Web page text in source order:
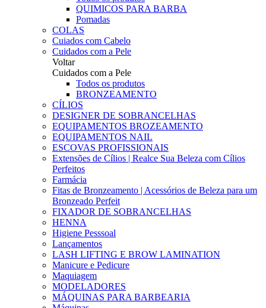
QUIMICOS PARA BARBA
Pomadas
COLAS
Cuiados com Cabelo
Cuidados com a Pele
Voltar
Cuidados com a Pele
Todos os produtos
BRONZEAMENTO
CÍLIOS
DESIGNER DE SOBRANCELHAS
EQUIPAMENTOS BROZEAMENTO
EQUIPAMENTOS NAIL
ESCOVAS PROFISSIONAIS
Extensões de Cílios | Realce Sua Beleza com Cílios
Perfeitos
Farmácia
Fitas de Bronzeamento | Acessórios de Beleza para um
Bronzeado Perfeit
FIXADOR DE SOBRANCELHAS
HENNA
Higiene Pesssoal
Lançamentos
LASH LIFTING E BROW LAMINATION
Manicure e Pedicure
Maquiagem
MODELADORES
MÁQUINAS PARA BARBEARIA